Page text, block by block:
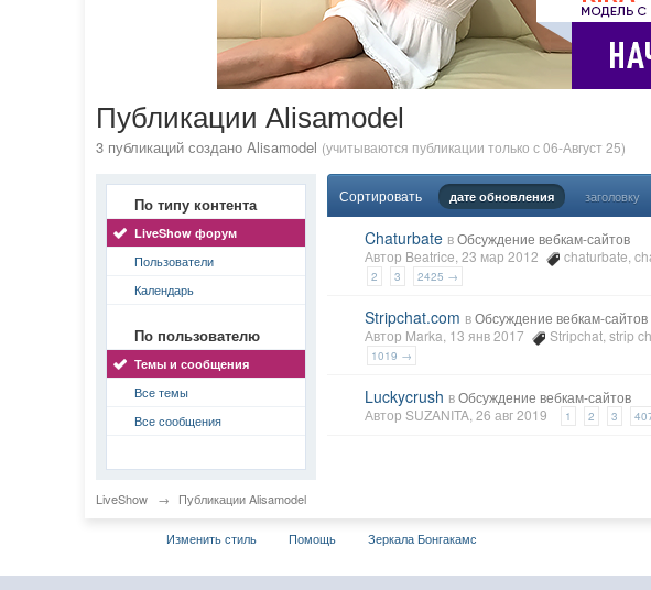
Публикации Alisamodel
3 публикаций создано Alisamodel (учитываются публикации только с 06-Август 25)
По типу контента
LiveShow форум
Пользователи
Календарь
По пользователю
Темы и сообщения
Все темы
Все сообщения
Сортировать дате обновления заголовку
Chaturbate вОбсуждение вебкам-сайтов
Автор Beatrice , 23 мар 2012 chaturbate ,
2
3 2425 →
Stripchat.com вОбсуждение вебкам-сайтов
Автор Marka , 13 янв 2017 Stripchat ,strip
1019 →
Luckycrush вОбсуждение вебкам-сайтов
АвторSUZANITA , 26 авг 2019 1 2 3
LiveShow → Публикации Alisamodel
Изменить стиль Помощь Зеркала Бонгакамс